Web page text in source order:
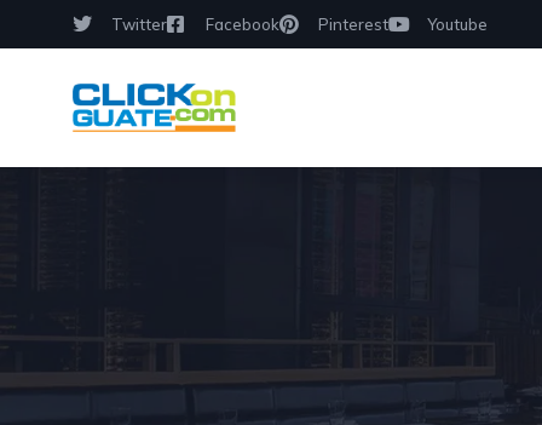
Twitter Facebook Pinterest Youtube